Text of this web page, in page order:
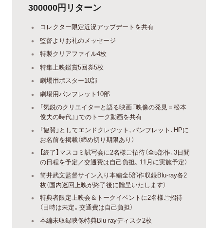
300000円リターン
コレクター限定近況アップデートを共有
監督よりお礼のメッセージ
特製クリアファイル4枚
特集上映鑑賞5回券5枚
劇場用ポスター10部
劇場用パンフレット10部
「気鋭のクリエイターと語る映画『映像の発見＝松本
俊夫の時代』」でのトーク動画を共有
「協賛」としてエンドクレジット、パンフレット、HPに
お名前を掲載（締め切り期限あり）
【終了】マスコミ試写会に2名様ご招待（全5部作、3日間
の日程を予定／交通費は自己負担。11月に実施予定）
筒井武文監督サイン入り本編全5部作収録Blu-ray各2
枚（国内巡回上映が終了後に贈呈いたします）
特典者限定上映会＆トークイベントに2名様ご招待
（日時は未定。交通費は自己負担）
本編未収録映像特典Blu-rayディスク2枚